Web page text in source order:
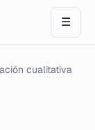
☰
cualitativa